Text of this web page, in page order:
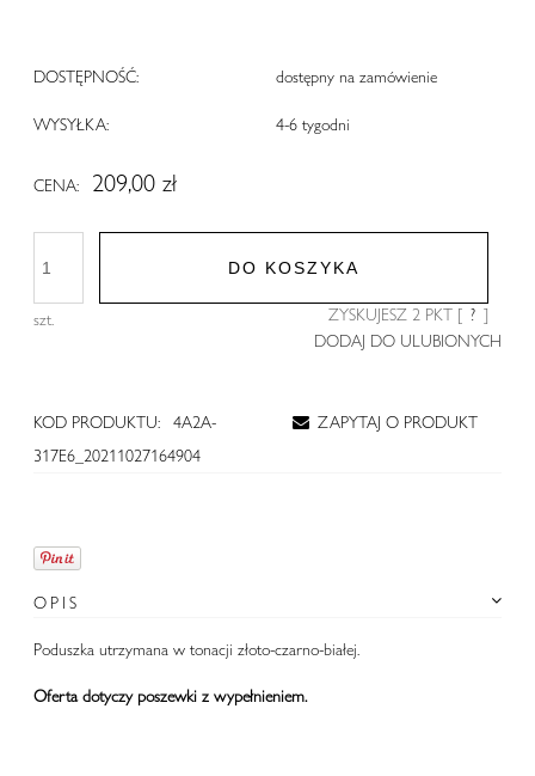
DOSTĘPNOŚĆ: dostępny na zamówienie
WYSYŁKA: 4-6 tygodni
CENA: 209,00 zł
szt.
DO KOSZYKA
ZYSKUJESZ 2PKT [ ? ]
DODAJ DO ULUBIONYCH
KOD PRODUKTU:
4A2A-
317E6_20211027164904
ZAPYTAJ O PRODUKT
OPIS
Poduszka utrzymana w tonacji złoto-czarno-białej.
Oferta dotyczy poszewki z wypełnieniem.